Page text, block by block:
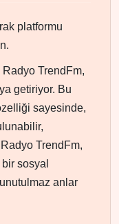
platformu
Radyo TrendFm,
getiriyor. Bu
sayesinde,
TrendFm,
sosyal
anlar